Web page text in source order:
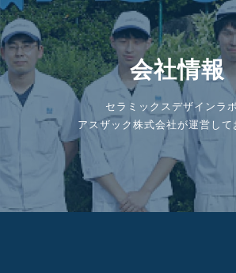
会社情報
セラミックスデザインラ
アスザック株式会社が運営して